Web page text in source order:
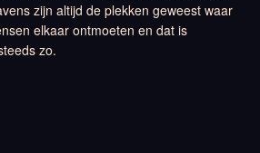
zijn altijd de plekken geweest waar
elkaar ontmoeten en dat is
zo.